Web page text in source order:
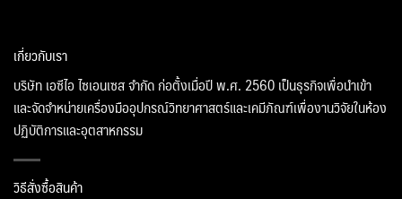
เกี่ยวกับเรา
บริษัท เอซีไอ ไซเอนเซส จำกัด ก่อตั้งเมื่อปี พ.ศ. 2560 เป็นธุรกิจเพื่อนำเข้า
และจัดจำหน่ายเครื่องมืออุปกรณ์วิทยาศาสตร์และเคมีภัณฑ์เพื่องานวิจัยในห้อง
ปฏิบัติการและอุตสาหกรรม
วิธีสั่งซื้อสินค้า